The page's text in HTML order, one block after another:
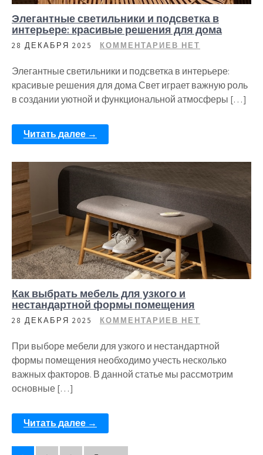
Элегантные светильники и подсветка в
интерьере: красивые решения для дома
28 ДЕКАБРЯ 2025 КОММЕНТАРИЕВ НЕТ
Элегантные светильники и подсветка в интерьере:
красивые решения для дома Свет играет важную роль
в создании уютной и функциональной атмосферы […]
Читать далее →
Как выбрать мебель для узкого и
нестандартной формы помещения
28 ДЕКАБРЯ 2025 КОММЕНТАРИЕВ НЕТ
При выборе мебели для узкого и нестандартной
формы помещения необходимо учесть несколько
важных факторов. В данной статье мы рассмотрим
основные […]
Читать далее →